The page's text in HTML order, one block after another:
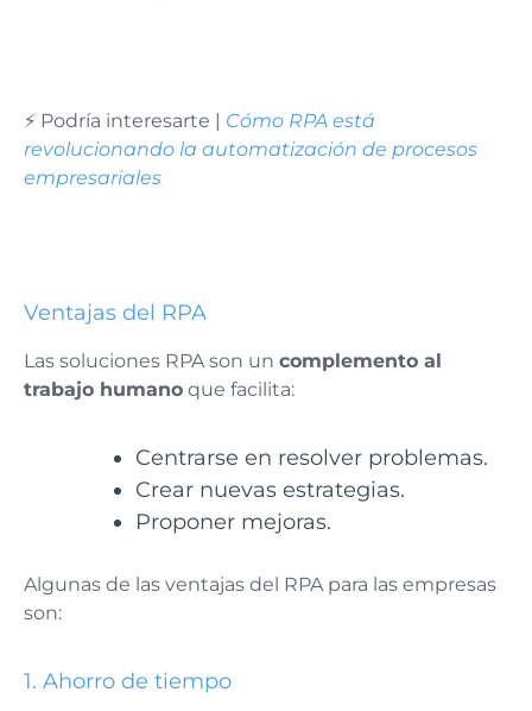
⚡️ Podría interesarte | Cómo RPA está
revolucionando la automatización de procesos
empresariales
Ventajas del RPA
Las soluciones RPA son un complemento al
trabajo humano que facilita:
Centrarse en resolver problemas.
Crear nuevas estrategias.
Proponer mejoras.
Algunas de las ventajas del RPA para las empresas
son:
1. Ahorro de tiempo